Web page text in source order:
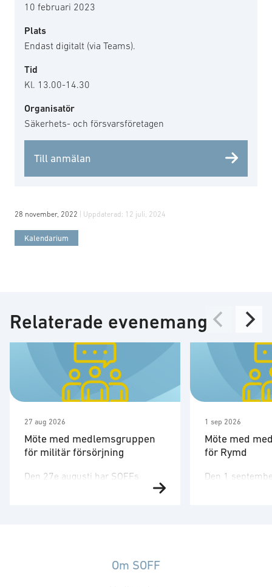
10 februari 2023
Plats
Endast digitalt (via Teams).
Tid
Kl. 13.00-14.30
Organisatör
Säkerhets- och försvarsföretagen
Till anmälan
28 november, 2022 | Uppdaterad: 12 juli, 2024
Kalendarium
Relaterade evenemang
27 aug 2026
Möte med medlemsgruppen
för militär försörjning
Den 27e augusti har SOFFs
rör upphandling, försörjningssäkerhet och
1 sep 2026
Möte med
för Rymd
Den 1
Om SOFF